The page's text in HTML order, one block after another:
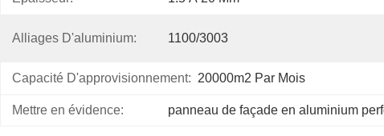
Alliages D'aluminium: 1100/3003
Capacité D'approvisionnement: 20000m2 Par Mois
Mettre en évidence: panneau de façade en aluminium